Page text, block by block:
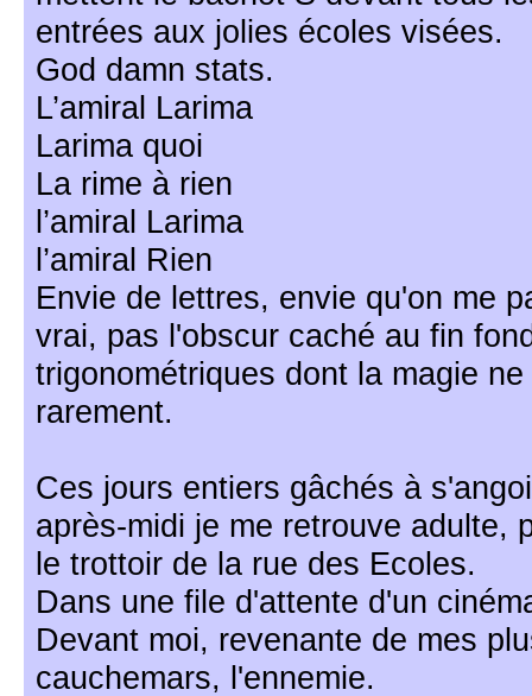
entrées aux jolies écoles visées.
God damn stats.
L’amiral Larima
Larima quoi
La rime à rien
l’amiral Larima
l’amiral Rien
Envie de lettres, envie qu'on me
vrai, pas l'obscur caché au fin
trigonométriques dont la magie
rarement.
Ces jours entiers gâchés à
après-midi je me retrouve adulte,
le trottoir de la rue des Ecoles.
Dans une file d'attente d'un
Devant moi, revenante de mes
cauchemars, l'ennemie.